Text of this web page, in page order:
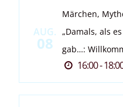
AUG.
08
Märchen,
„Damals, als
gab…:
16:00 -